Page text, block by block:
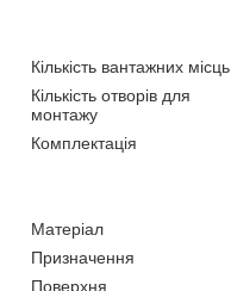
Кількість вантажних місць
Кількість отворів для
монтажу
Комплектація
Матеріал
Призначення
Поверхня